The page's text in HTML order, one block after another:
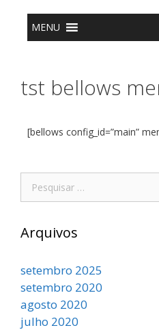
conteúdo
MENU
tst bellows
[bellows config_id=”main”
Arquivos
setembro 2025
setembro 2020
agosto 2020
julho 2020